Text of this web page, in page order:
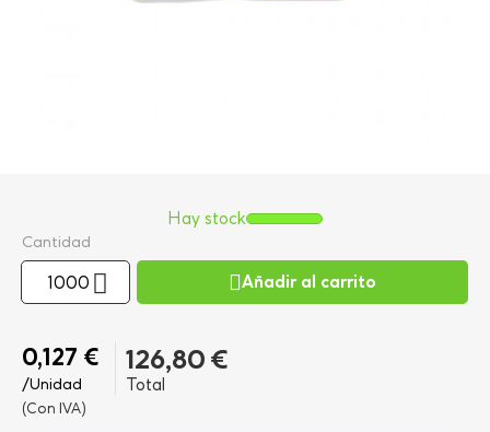
0,127 €
/Unidad
(Con IVA)
126,80 €
Total
Cantidad
Añadir al carrito
Hay stock